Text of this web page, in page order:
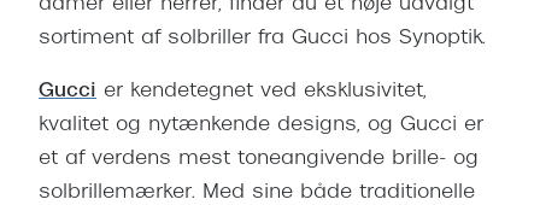
damer eller herrer, finder du et nøje udvalgt
sortiment af solbriller fra Gucci hos Synoptik.
Gucci er kendetegnet ved eksklusivitet,
kvalitet og nytænkende designs, og Gucci er
et af verdens mest toneangivende brille- og
solbrillemærker. Med sine både traditionelle